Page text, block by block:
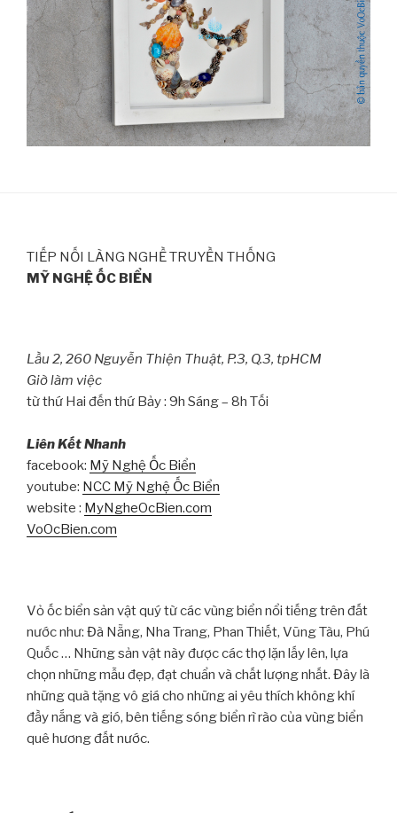
TIẾP NỐI LÀNG NGHỀ TRUYỀN THỐNG
MỸ NGHỆ ỐC BIỂN
Lầu 2, 260 Nguyễn Thiện Thuật, P.3, Q.3, tpHCM
Giờ làm việc
từ thứ Hai đến thứ Bảy : 9h Sáng – 8h Tối
Liên Kết Nhanh
facebook: Mỹ Nghệ Ốc Biển
youtube: NCC Mỹ Nghệ Ốc Biển
website : MyNgheOcBien.com
VoOcBien.com
Vỏ ốc biển sản vật quý từ các vùng biển nổi tiếng trên đất
nước như: Đà Nẵng, Nha Trang, Phan Thiết, Vũng Tàu, Phú
Quốc … Những sản vật này được các thợ lặn lấy lên, lựa
chọn những mẫu đẹp, đạt chuẩn và chất lượng nhất. Đây là
những quà tặng vô giá cho những ai yêu thích không khí
đầy nắng và gió, bên tiếng sóng biển rì rào của vùng biển
quê hương đất nước.